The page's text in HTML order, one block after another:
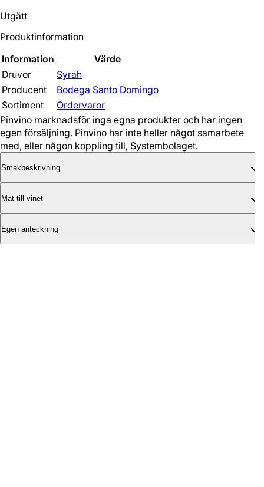
Utgått
Produktinformation
Information
Värde
Druvor
Syrah
Producent
Bodega Santo Domingo
Sortiment
Ordervaror
Pinvino marknadsför inga egna produkter och har ingen
egen försäljning. Pinvino har inte heller något samarbete
med, eller någon koppling till, Systembolaget.
Smakbeskrivning
Mat till vinet
Egen anteckning